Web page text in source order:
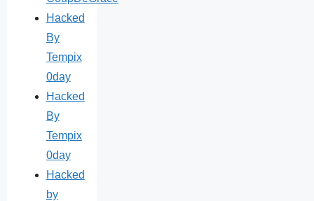
Hacked
By
Tempix
0day
Hacked
By
Tempix
0day
Hacked
by